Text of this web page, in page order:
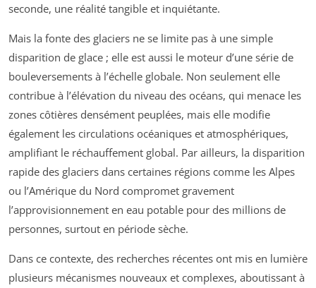
seconde, une réalité tangible et inquiétante.
Mais la fonte des glaciers ne se limite pas à une simple
disparition de glace ; elle est aussi le moteur d’une série de
bouleversements à l’échelle globale. Non seulement elle
contribue à l’élévation du niveau des océans, qui menace les
zones côtières densément peuplées, mais elle modifie
également les circulations océaniques et atmosphériques,
amplifiant le réchauffement global. Par ailleurs, la disparition
rapide des glaciers dans certaines régions comme les Alpes
ou l’Amérique du Nord compromet gravement
l’approvisionnement en eau potable pour des millions de
personnes, surtout en période sèche.
Dans ce contexte, des recherches récentes ont mis en lumière
plusieurs mécanismes nouveaux et complexes, aboutissant à